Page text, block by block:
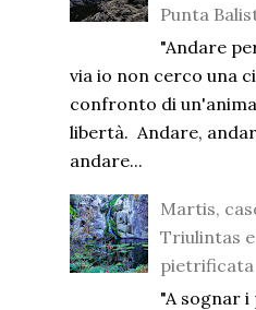
Punta
"Andare
via io non cerco una
confronto di
libertà. Andare,
andare...
Martis,
Triulintas
pietrificata
"A sognar i